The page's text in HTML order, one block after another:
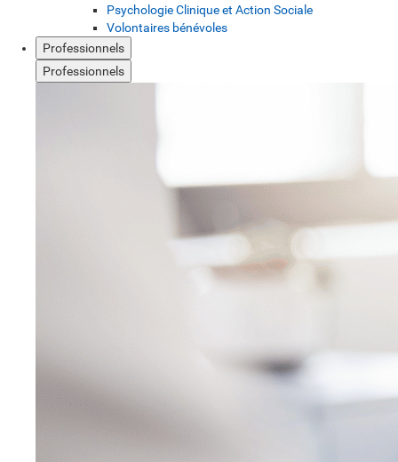
Psychologie Clinique et Action Sociale
Volontaires bénévoles
Professionnels
Professionnels